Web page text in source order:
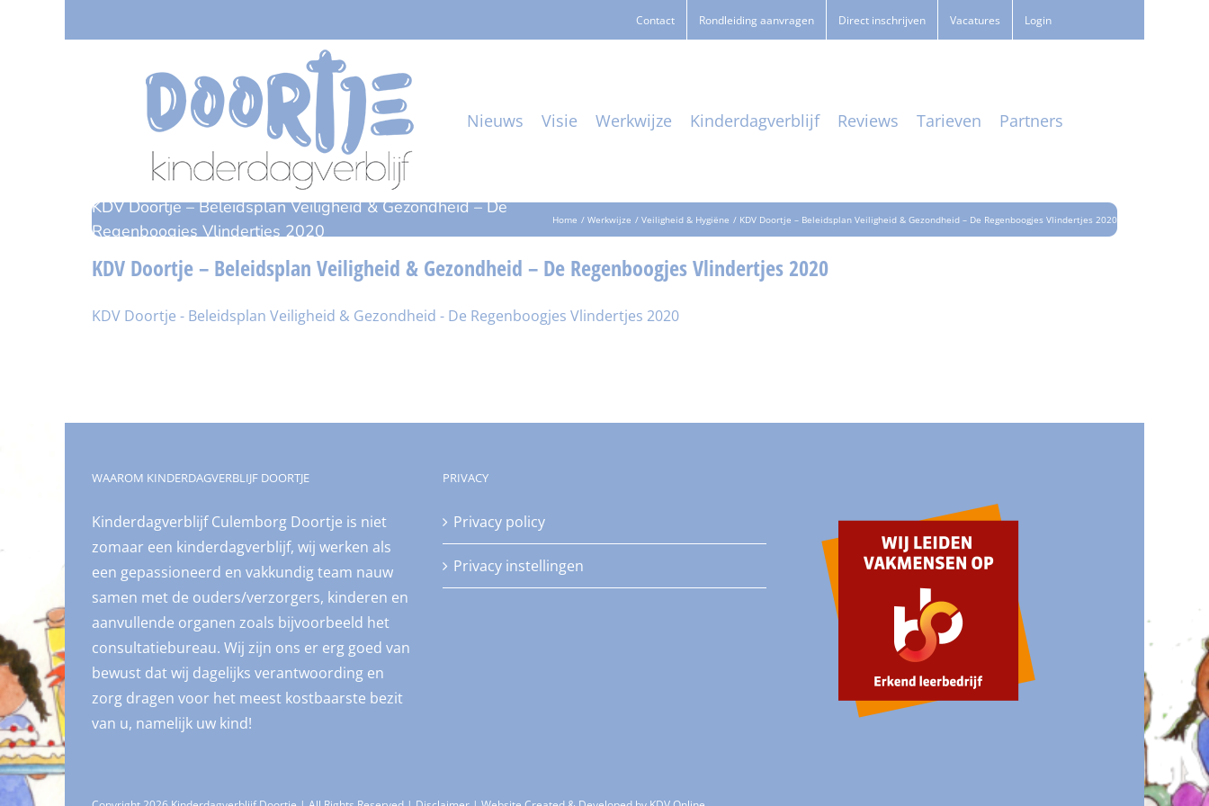
Contact Rondleiding aanvragen Direct inschrijven Vacatures Login
Nieuws Visie Werkwijze Kinderdagverblijf Reviews Tarieven Partners
KDV Doortje – Beleidsplan Veiligheid & Gezondheid – De
Regenboogjes Vlindertjes 2020
Home Werkwijze Veiligheid & Hygiëne KDV Doortje – Beleidsplan Veiligheid & Gezondheid – De Regenboogjes Vlindertjes 2020
KDV Doortje – Beleidsplan Veiligheid & Gezondheid – De Regenboogjes Vlindertjes 2020
KDV Doortje - Beleidsplan Veiligheid & Gezondheid - De Regenboogjes Vlindertjes 2020
WAAROM KINDERDAGVERBLIJF DOORTJE
Kinderdagverblijf Culemborg Doortje is niet
zomaar een kinderdagverblijf, wij werken als
een gepassioneerd en vakkundig team nauw
samen met de ouders/verzorgers, kinderen en
aanvullende organen zoals bijvoorbeeld het
consultatiebureau. Wij zijn ons er erg goed van
bewust dat wij dagelijks verantwoording en
zorg dragen voor het meest kostbaarste bezit
van u, namelijk uw kind!
PRIVACY
Privacy policy
Privacy instellingen